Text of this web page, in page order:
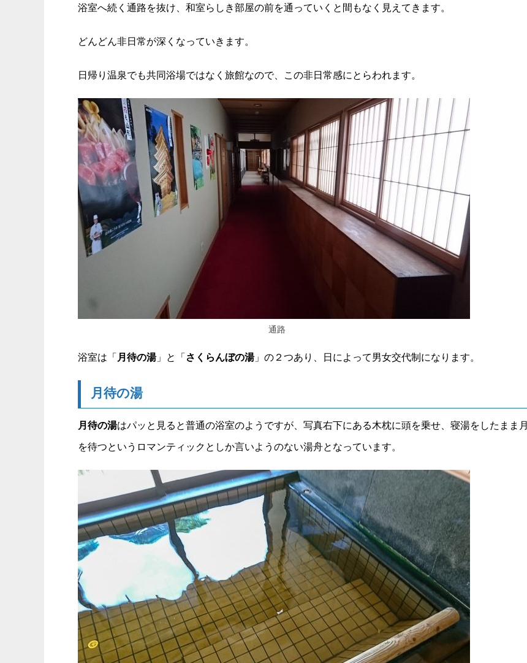
浴室へ続く通路を抜け、和室らしき部屋の前を通っていくと間もなく見えてきます。
どんどん非日常が深くなっていきます。
日帰り温泉でも共同浴場ではなく旅館なので、この非日常感にとらわれます。
通路
浴室は「 月待の湯」と「 さくらんぼの湯」の２つあり、日によって男女交代制になります。
月待の湯
月待の湯はパッと見ると普通の浴室のようですが、写真右下にある木枕に頭を乗せ、寝湯をしたまま月
を待つというロマンティックとしか言いようのない湯舟となっています。